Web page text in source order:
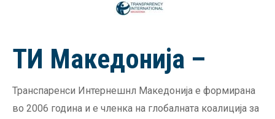
ТИ Македонија –
Транспаренси Интернешнл Македонија е формирана
во 2006 година и е членка на глобалната коалиција за